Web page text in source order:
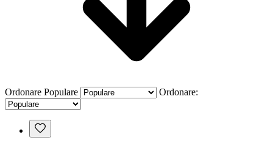
Ordonare Populare Ordonare: